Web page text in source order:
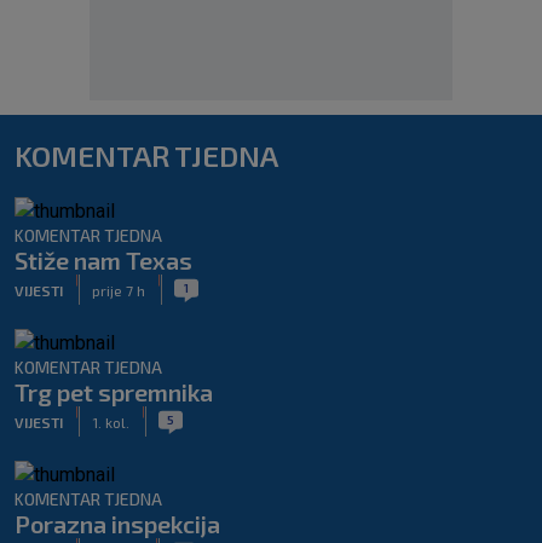
KOMENTAR TJEDNA
KOMENTAR TJEDNA
Stiže nam Texas
VIJESTI prije 7 h 1
KOMENTAR TJEDNA
Trg pet spremnika
VIJESTI 1. kol. 5
KOMENTAR TJEDNA
Porazna inspekcija